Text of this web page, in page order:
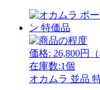
価格: 26,800円（
在庫数:1個
オカムラ 並品